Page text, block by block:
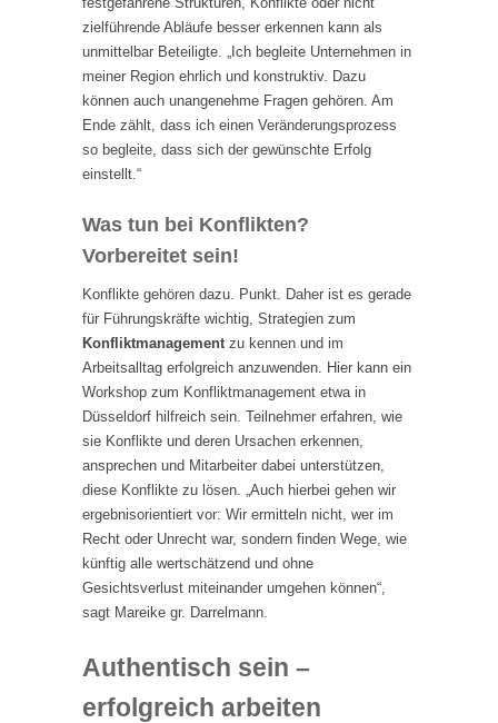
zielführende Abläufe besser erkennen kann als
unmittelbar Beteiligte. „Ich begleite Unternehmen in
meiner Region ehrlich und konstruktiv. Dazu
können auch unangenehme Fragen gehören. Am
Ende zählt, dass ich einen Veränderungsprozess
so begleite, dass sich der gewünschte Erfolg
einstellt.“
Was tun bei Konflikten?
Vorbereitet sein!
Konflikte gehören dazu. Punkt. Daher ist es gerade
für Führungskräfte wichtig, Strategien zum
Konfliktmanagementzu kennen und im
Arbeitsalltag erfolgreich anzuwenden. Hier kann ein
Workshop zum Konfliktmanagement etwa in
Düsseldorf hilfreich sein. Teilnehmer erfahren, wie
sie Konflikte und deren Ursachen erkennen,
ansprechen und Mitarbeiter dabei unterstützen,
diese Konflikte zu lösen. „Auch hierbei gehen wir
ergebnisorientiert vor: Wir ermitteln nicht, wer im
Recht oder Unrecht war, sondern finden Wege, wie
künftig alle wertschätzend und ohne
Gesichtsverlust miteinander umgehen können“,
sagt Mareike gr. Darrelmann.
Authentisch sein –
erfolgreich arbeiten